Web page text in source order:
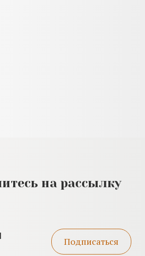
на рассылку
Подписаться